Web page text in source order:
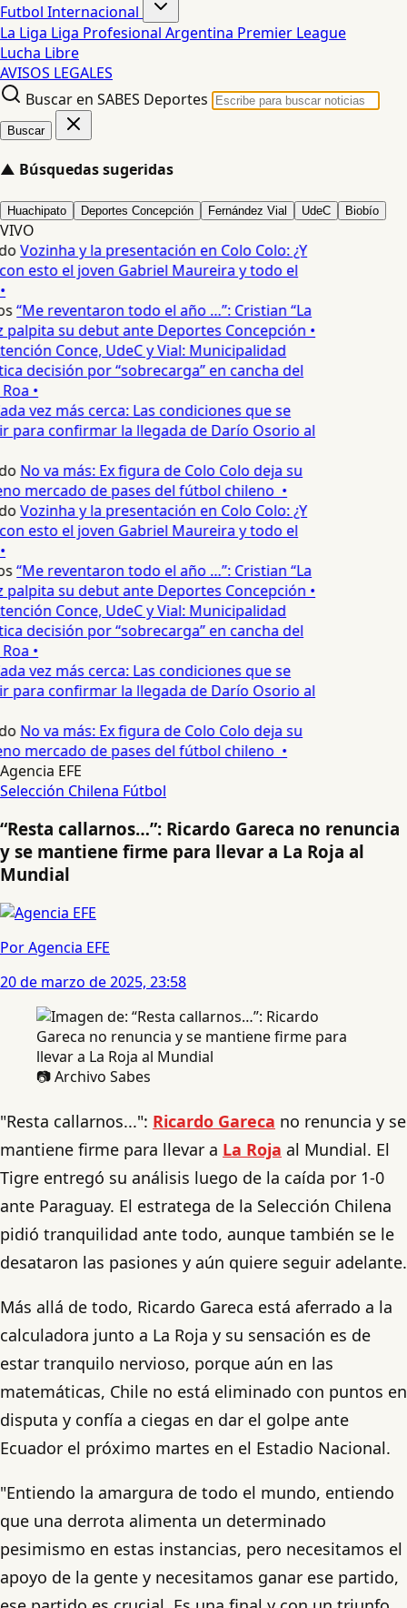
Futbol Internacional
La Liga Liga Profesional Argentina Premier League
Lucha Libre
AVISOS LEGALES
Buscar en SABES Deportes
Buscar
▲ Búsquedas sugeridas
Huachipato Deportes Concepción Fernández Vial UdeC Biobío
VIVO
Vozinha y la presentación en Colo Colo: ¿Y
esto el joven Gabriel Maureira y todo el
“Me reventaron todo el año …”: Cristian “La
su debut ante Deportes Concepción •
Conce, UdeC y Vial: Municipalidad
decisión por “sobrecarga” en cancha del
•
vez más cerca: Las condiciones que se
para confirmar la llegada de Darío Osorio al
No va más: Ex figura de Colo Colo deja su
mercado de pases del fútbol chileno •
Vozinha y la presentación en Colo Colo: ¿Y
esto el joven Gabriel Maureira y todo el
“Me reventaron todo el año …”: Cristian “La
su debut ante Deportes Concepción •
Conce, UdeC y Vial: Municipalidad
decisión por “sobrecarga” en cancha del
•
vez más cerca: Las condiciones que se
para confirmar la llegada de Darío Osorio al
No va más: Ex figura de Colo Colo deja su
mercado de pases del fútbol chileno •
Agencia EFE
Selección Chilena Fútbol
“Resta callarnos…”: Ricardo Gareca no renuncia
y se mantiene firme para llevar a La Roja al
Mundial
Por Agencia EFE
20 de marzo de 2025, 23:58
📷 Archivo Sabes
"Resta callarnos...": Ricardo Gareca no renuncia y se
mantiene firme para llevar a La Roja al Mundial. El
Tigre entregó su análisis luego de la caída por 1-0
ante Paraguay. El estratega de la Selección Chilena
pidió tranquilidad ante todo, aunque también se le
desataron las pasiones y aún quiere seguir adelante.
Más allá de todo, Ricardo Gareca está aferrado a la
calculadora junto a La Roja y su sensación es de
estar tranquilo nervioso, porque aún en las
matemáticas, Chile no está eliminado con puntos en
disputa y confía a ciegas en dar el golpe ante
Ecuador el próximo martes en el Estadio Nacional.
"Entiendo la amargura de todo el mundo, entiendo
que una derrota alimenta un determinado
pesimismo en estas instancias, pero necesitamos el
apoyo de la gente y necesitamos ganar ese partido,